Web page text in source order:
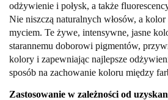
odżywienie i połysk, a także
Nie niszczą naturalnych włosów, a
myciem. Te żywe, intensywne, jasne
starannemu doborowi pigmentów,
kolory i zapewniając najlepsze
sposób na zachowanie koloru między
Zastosowanie w zależności od